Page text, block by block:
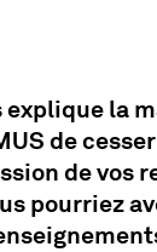
explique la
de
de vos
pourriez